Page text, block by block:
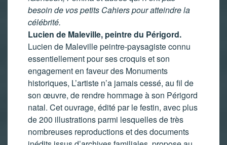
besoin de vos petits Cahiers pour atteindre la
célébrité.
Lucien de Maleville, peintre du Périgord.
Lucien de Maleville peintre-paysagiste connu
essentiellement pour ses croquis et son
engagement en faveur des Monuments
historiques, L’artiste n’a jamais cessé, au fil de
son œuvre, de rendre hommage à son Périgord
natal. Cet ouvrage, édité par le festin, avec plus
de 200 illustrations parmi lesquelles de très
nombreuses reproductions et des documents